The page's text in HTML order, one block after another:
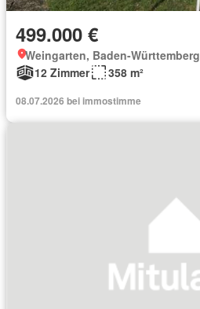
499.000 €
Weingarten, Baden-Württemberg
12 Zimmer
358 m²
08.07.2026 bei immostimme